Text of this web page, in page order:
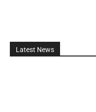
Latest News